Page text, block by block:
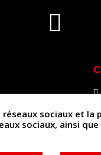
sociaux et la
sociaux, ainsi